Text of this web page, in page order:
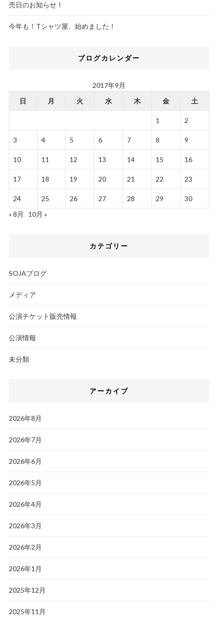
売日のお知らせ！
今年も！Tシャツ屋、始めました！
ブログカレンダー
2017年9月
日
月 火 水 木 金 土
1 2
3 4 5 6 7 8 9
10 11 12 13 14 15 16
17 18 19 20 21 22 23
24 25 26 27 28 29
30
« 8月
10月 »
カテゴリー
SOJAブログ
メディア
公演チケット販売情報
公演情報
未分類
アーカイブ
2026年8月
2026年7月
2026年6月
2026年5月
2026年4月
2026年3月
2026年2月
2026年1月
2025年12月
2025年11月